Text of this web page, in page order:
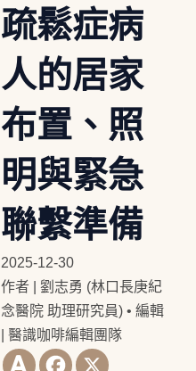
疏鬆症病
人的居家
布置、照
明與緊急
聯繫準備
2025-12-30
作者 | 劉志勇 (林口長庚紀
念醫院 助理研究員)• 編輯
| 醫識咖啡編輯團隊